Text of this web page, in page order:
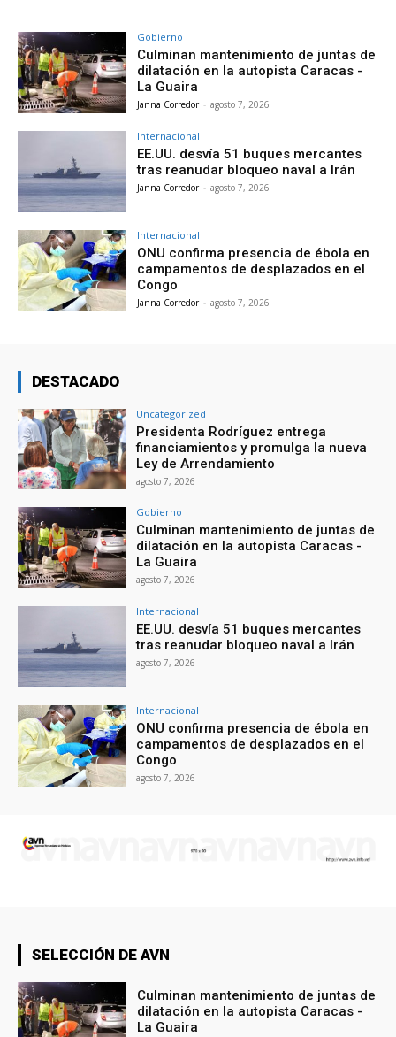
Gobierno
Culminan mantenimiento de juntas de
dilatación en la autopista Caracas -
La Guaira
Janna Corredor - agosto 7, 2026
Internacional
EE.UU. desvía 51 buques mercantes
tras reanudar bloqueo naval a Irán
Janna Corredor - agosto 7, 2026
Internacional
ONU confirma presencia de ébola en
campamentos de desplazados en el
Congo
Janna Corredor - agosto 7, 2026
DESTACADO
Uncategorized
Presidenta Rodríguez entrega
financiamientos y promulga la nueva
Ley de Arrendamiento
agosto 7, 2026
Gobierno
Culminan mantenimiento de juntas de
dilatación en la autopista Caracas -
La Guaira
agosto 7, 2026
Internacional
EE.UU. desvía 51 buques mercantes
tras reanudar bloqueo naval a Irán
agosto 7, 2026
Internacional
ONU confirma presencia de ébola en
campamentos de desplazados en el
Congo
agosto 7, 2026
SELECCIÓN DE AVN
Culminan mantenimiento de juntas de
dilatación en la autopista Caracas -
La Guaira